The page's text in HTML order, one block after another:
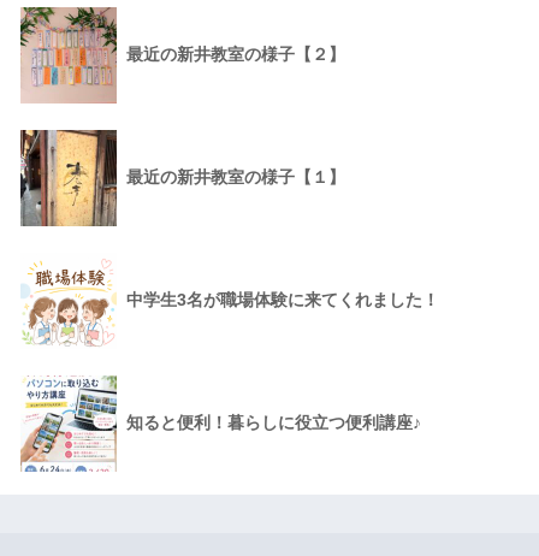
最近の新井教室の様子【２】
最近の新井教室の様子【１】
中学生3名が職場体験に来てくれました！
知ると便利！暮らしに役立つ便利講座♪